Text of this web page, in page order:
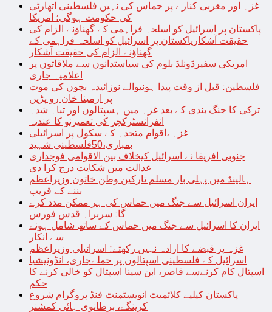
غزہ اور مغربی کنارے پر حماس کی نہیں فلسطینی اتھارٹی
کی حکومت ہوگی؛ امریکا
پاکستان پر اسرائیل کو اسلحہ فراہمی کے گھناؤنے الزام کی
حقیقت آشکارپاکستان پر اسرائیل کو اسلحہ فراہمی کے
گھناؤنے الزام کی حقیقت آشکار
امریکی سفیرڈونلڈ بلوم کی سیاستدانوں سے ملاقاتوں پر
اعلامیہ جاری
فلسطین: قبل از وقت پیدا ہونیوالے نوزائیدہ بچوں کی موت
پر ارمینا خان رو پڑیں
ترکی کا جنگ بندی کے بعد غزہ میں ہسپتالوں اور تباہ شدہ
انفرانسٹرکچر کی تعمیرنو کا عندیہ
غزہ ،اقوام متحدہ کے سکول پر اسرائیلی
بمباری،50فلسطینی شہید
جنوبی افریقا نے اسرائیل کیخلاف بین الاقوامی فوجداری
عدالت میں شکایت درج کرا دی
ہالینڈ میں پہلی بار مسلم تارکین وطن خاتون وزیراعظم
بننے کے قریب
ایران اسرائیل سے جنگ میں حماس کی ہر ممکن مدد کرے
گا: سربراہ قدس فورس
ایران کا اسرائیل سے جنگ میں حماس کے ساتھ شامل ہونے
سے انکار
غزہ پر قبضے کا ارادہ نہیں رکھتے: اسرائیلی وزیراعظم
اسرائیل کے فلسطینی اسپتالوں پر حملےجاری، انڈونیشیا
اسپتال کام کرنےسے قاصر، ابن سینا اسپتال کو خالی کرنے کا
حکم
پاکستان کیلیے کلائمیٹ انویسٹمنٹ فنڈ پروگرام شروع
کرینگے، برطانوی ہائی کمشنر